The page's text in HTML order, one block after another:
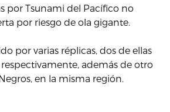
por Tsunami del Pacífico no
por riesgo de ola gigante.
por varias réplicas, dos de ellas
respectivamente, además de otro
en la misma región.